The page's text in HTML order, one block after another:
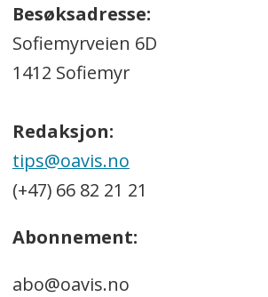
Besøksadresse:
Sofiemyrveien 6D
1412 Sofiemyr
Redaksjon:
tips@oavis.no
(+47) 66 82 21 21
Abonnement:
abo@oavis.no